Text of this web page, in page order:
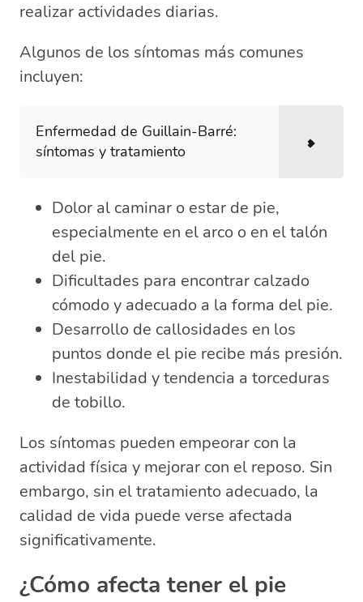
realizar actividades diarias.
Algunos de los síntomas más comunes
incluyen:
Enfermedad de Guillain-Barré:
síntomas y tratamiento
Dolor al caminar o estar de pie,
especialmente en el arco o en el talón
del pie.
Dificultades para encontrar calzado
cómodo y adecuado a la forma del pie.
Desarrollo de callosidades en los
puntos donde el pie recibe más presión.
Inestabilidad y tendencia a torceduras
de tobillo.
Los síntomas pueden empeorar con la
actividad física y mejorar con el reposo. Sin
embargo, sin el tratamiento adecuado, la
calidad de vida puede verse afectada
significativamente.
¿Cómo afecta tener el pie